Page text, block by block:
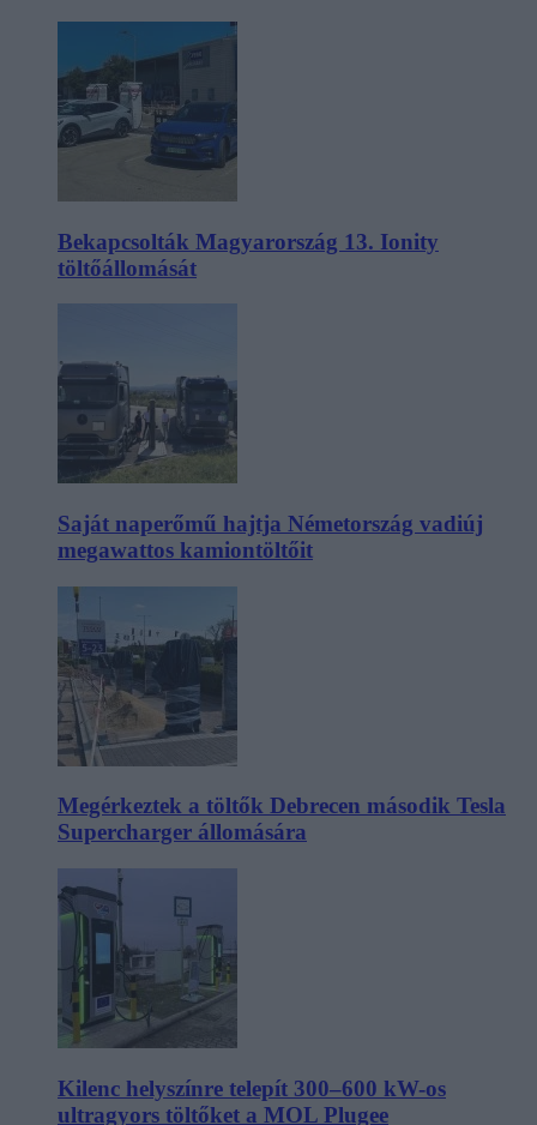
Bekapcsolták Magyarország 13. Ionity
töltőállomását
Saját naperőmű hajtja Németország vadiúj
megawattos kamiontöltőit
Megérkeztek a töltők Debrecen második Tesla
Supercharger állomására
Kilenc helyszínre telepít 300–600 kW-os
ultragyors töltőket a MOL Plugee